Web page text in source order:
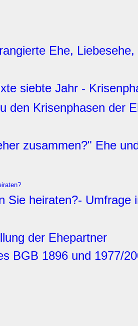
Ehe,
siebte Jahr -
den Krisenphasen der
zusammen?" Ehe
Sie heiraten?- Umfrage
der Ehepartner
BGB 1896 und 1977/